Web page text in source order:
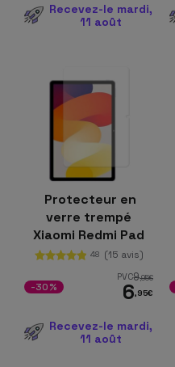
Recevez-le mardi,
11 août
Protecteur en
verre trempé
Xiaomi Redmi Pad
SE 11>>
48 (15 avis)
PVC9,95€
6,95€
-30%
Recevez-le mardi,
11 août